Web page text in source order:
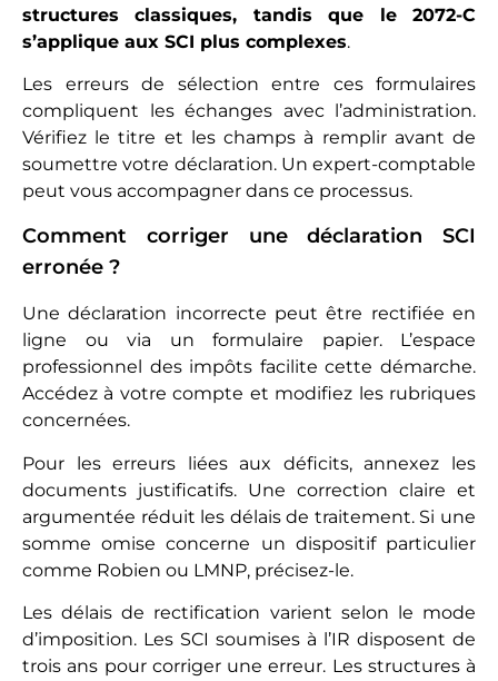
structures classiques, tandis que le 2072-C
s’applique aux SCI plus complexes.
Les erreurs de sélection entre ces formulaires
compliquent les échanges avec l’administration.
Vérifiez le titre et les champs à remplir avant de
soumettre votre déclaration. Un expert-comptable
peut vous accompagner dans ce processus.
Comment corriger une déclaration SCI
erronée ?
Une déclaration incorrecte peut être rectifiée en
ligne ou via un formulaire papier. L’espace
professionnel des impôts facilite cette démarche.
Accédez à votre compte et modifiez les rubriques
concernées.
Pour les erreurs liées aux déficits, annexez les
documents justificatifs. Une correction claire et
argumentée réduit les délais de traitement. Si une
somme omise concerne un dispositif particulier
comme Robien ou LMNP, précisez-le.
Les délais de rectification varient selon le mode
d’imposition. Les SCI soumises à l’IR disposent de
trois ans pour corriger une erreur. Les structures à